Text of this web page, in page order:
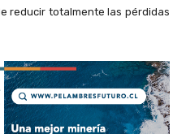
reducir totalmente las pérdidas